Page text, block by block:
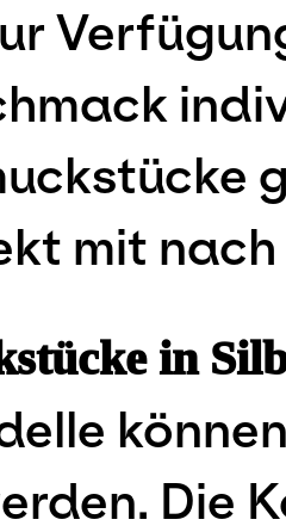
mit nach
in
Die